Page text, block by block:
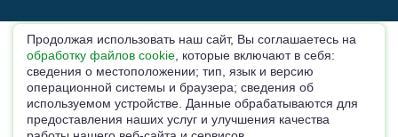
Продолжая использовать наш сайт, Вы соглашаетесь на
обработку файлов cookie , которые включают в себя:
сведения о местоположении; тип, язык и версию
операционной системы и браузера; сведения об
используемом устройстве. Данные обрабатываются для
предоставления наших услуг и улучшения качества